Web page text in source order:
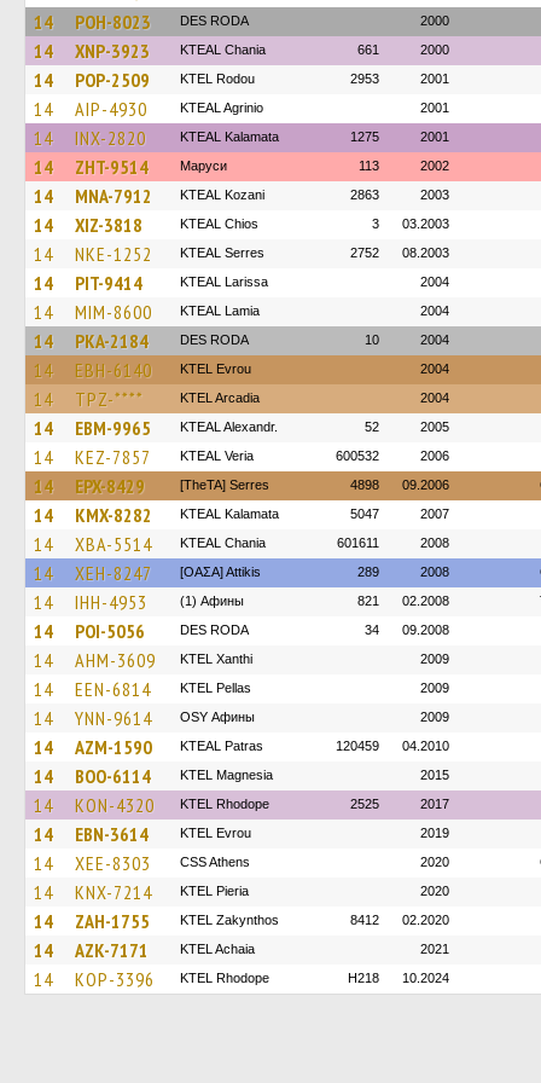
14
POH-8023 DES RODA 2000
14 XNP-3923 KTEAL Chania 661 2000
14 POP-2509 ΚΤΕL Rodou 2953 2001
14 AIP-4930 KTEAL Agrinio 2001
14 INX-2820 KTEAL Kalamata 1275 2001
14 ZHT-9514 Маруси 113 2002
14 MNA-7912 KTEAL Kozani 2863 2003
14 XIZ-3818 KTEAL Chios 3 03.2003
14 NKE-1252 KTEAL Serres 2752 08.2003
14 PIT-9414 KTEAL Larissa 2004
14 MIM-8600 KTEAL Lamia 2004
14 PKA-2184 DES RODA 10 2004
14 EBH-6140 KTEL Evrou 2004
14 TPZ-**** KTEL Arcadia 2004
14 EBM-9965 KTEAL Alexandr. 52 2005
14 KEZ-7857 KTEAL Veria 600532 2006
14 EPX-8429 [TheTA] Serres 4898 09.2006
14 KMX-8282 KTEAL Kalamata 5047 2007
14 XBA-5514 KTEAL Chania 601611 2008
14 XEH-8247 [ΟΑΣΑ] Αttikis 289 2008
14 IHH-4953 (1) Афины 821 02.2008
14 POI-5056 DES RODA 34 09.2008
14 AHM-3609 KTEL Xanthi 2009
14 EEN-6814 KTEL Pellas 2009
14 YNN-9614 OSY Афины 2009
14 AZM-1590 KTEAL Patras 120459 04.2010
14 BOO-6114 ΚΤΕL Magnesia 2015
14 KON-4320 KTEL Rhodope 2525 2017
14 EBN-3614 KTEL Evrou 2019
14 XEE-8303 CSS Athens 2020
14 KNX-7214 KTEL Pieria 2020
14 ZAH-1755 KTEL Zakynthos 8412 02.2020
14 AZK-7171 KTEL Achaia 2021
14 KOP-3396 KTEL Rhodope H218 10.2024